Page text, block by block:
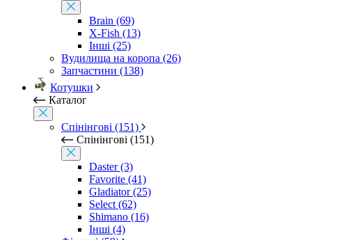
Brain (69)
X-Fish (13)
Інші (25)
Вудилища на коропа (26)
Запчастини (138)
Котушки
Каталог
Спінінгові (151)
Спінінгові (151)
Daster (3)
Favorite (41)
Gladiator (25)
Select (62)
Shimano (16)
Інші (4)